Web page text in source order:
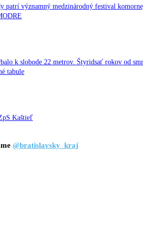
patrí významný medzinárodný festival
k slobode 22 metrov. Štyridsať rokov od
tabule
Kaštieľ
@bratislavsky_kraj